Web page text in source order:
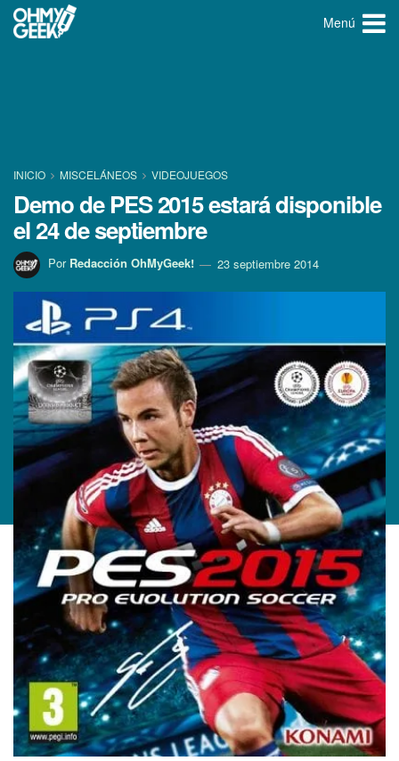
Menú
INICIO MISCELÁNEOS VIDEOJUEGOS
Demo de PES 2015 estará disponible
el 24 de septiembre
Por Redacción OhMyGeek! 23 septiembre 2014